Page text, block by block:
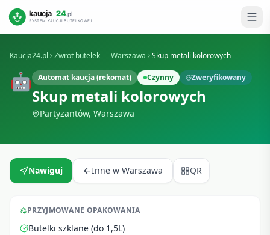
Kaucja24.pl Zwrot butelek —Warszawa Skup metali kolorowych
🤖 Automat kaucja (rekomat) Czynny Zweryfikowany
Skup metali kolorowych
Partyzantów, Warszawa
Nawiguj Inne w Warszawa QR
PRZYJMOWANE OPAKOWANIA
Butelki szklane (do 1,5L)